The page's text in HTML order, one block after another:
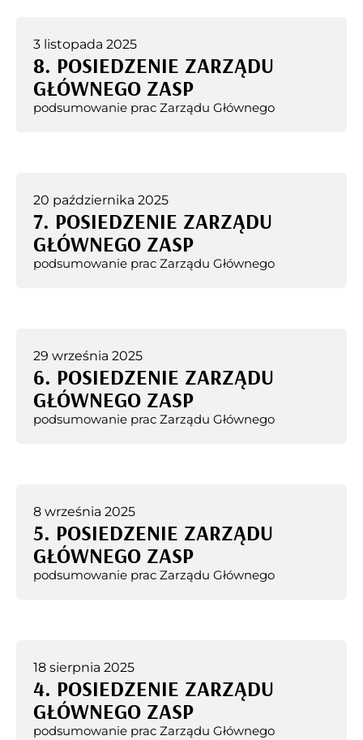
3 listopada 2025
8. POSIEDZENIE ZARZĄDU
GŁÓWNEGO ZASP
podsumowanie prac Zarządu Głównego
20 października 2025
7. POSIEDZENIE ZARZĄDU
GŁÓWNEGO ZASP
podsumowanie prac Zarządu Głównego
29 września 2025
6. POSIEDZENIE ZARZĄDU
GŁÓWNEGO ZASP
podsumowanie prac Zarządu Głównego
8 września 2025
5. POSIEDZENIE ZARZĄDU
GŁÓWNEGO ZASP
podsumowanie prac Zarządu Głównego
18 sierpnia 2025
4. POSIEDZENIE ZARZĄDU
GŁÓWNEGO ZASP
podsumowanie prac Zarządu Głównego